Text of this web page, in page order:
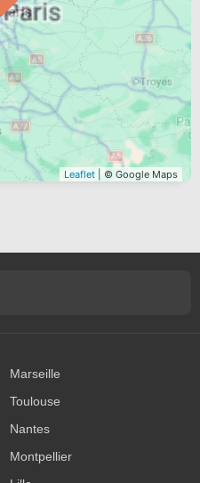
Leaflet | © Google Maps
Marseille
Toulouse
Nantes
Montpellier